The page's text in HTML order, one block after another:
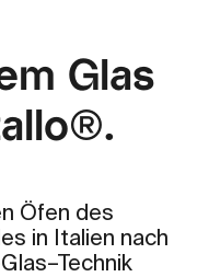
Glas
Öfen des
in Italien nach